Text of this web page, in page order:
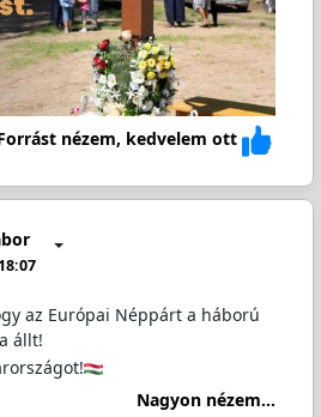
nézem, kedvelem ott
az Európai Néppárt a háború
állt!
Nagyon nézem...